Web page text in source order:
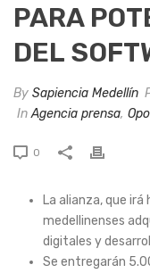
PARA
DEL
By Sapiencia Medellín
InAgencia prensa,
0
La alianza, que
medellinenses
digitales y
Se entregarán